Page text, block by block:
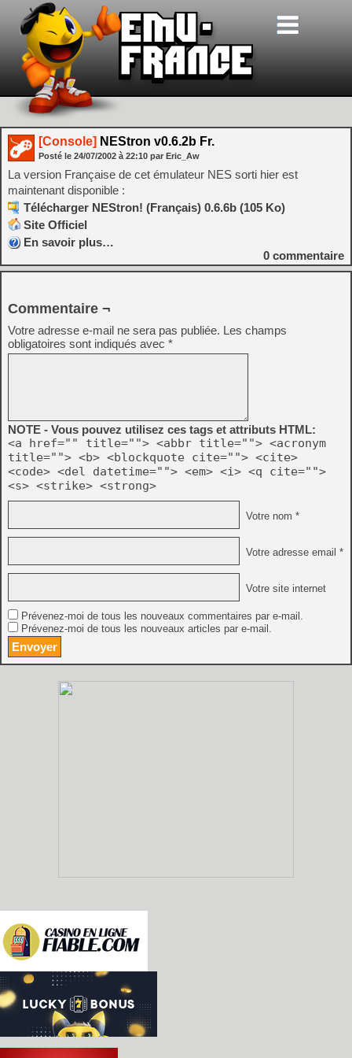
[Console] NEStron v0.6.2b Fr.
Posté le 24/07/2002 à 22:10 par Eric_Aw
La version Française de cet émulateur NES sorti hier est
maintenant disponible :
Télécharger NEStron! (Français) 0.6.6b (105 Ko)
Site Officiel
En savoir plus…
0 commentaire
Commentaire ¬
Votre adresse e-mail ne sera pas publiée. Les champs
obligatoires sont indiqués avec *
NOTE - Vous pouvez utilisez ces tags et attributs HTML:
<a href="" title=""> <abbr title=""> <acronym
title=""> <b> <blockquote cite=""> <cite>
<code> <del datetime=""> <em> <i> <q cite="">
<s> <strike> <strong>
Votre nom *
Votre adresse email *
Votre site internet
Prévenez-moi de tous les nouveaux commentaires par e-mail.
Prévenez-moi de tous les nouveaux articles par e-mail.